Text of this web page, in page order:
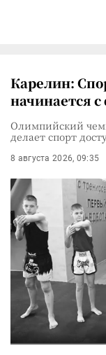
Карелин:
начинается
Олимпийский
делает спорт
8 августа 2026, 09:35